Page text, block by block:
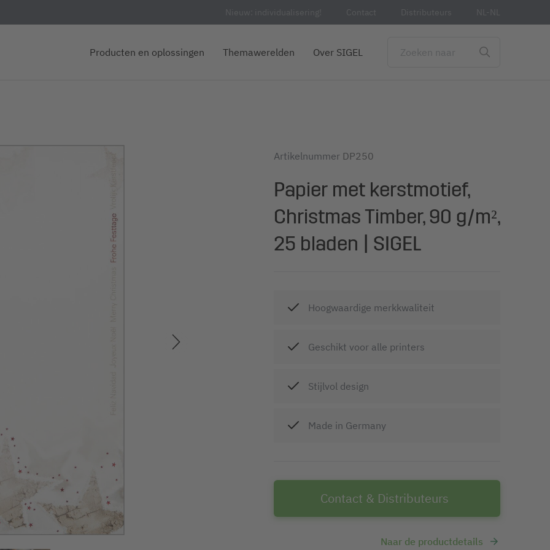
Nieuw: individualisering! Contact Distributeurs NL-NL
Producten en oplossingen Themawerelden Over SIGEL
Artikelnummer DP250
Papier met kerstmotief,
Christmas Timber, 90 g/m²,
25 bladen | SIGEL
Hoogwaardige merkkwaliteit
Geschikt voor alle printers
Stijlvol design
Made in Germany
Contact & Distributeurs
Naar de productdetails